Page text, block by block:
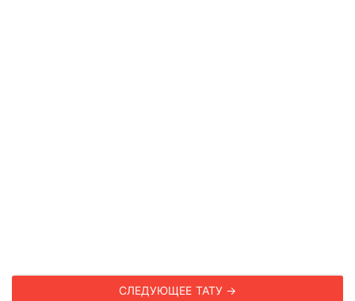
СЛЕДУЮЩЕЕ ТАТУ →